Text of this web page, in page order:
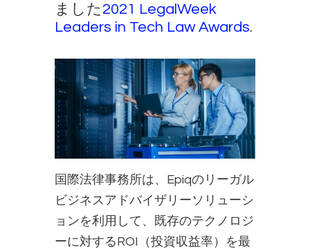
ました 2021 LegalWeek
Leaders in Tech Law Awards.
国際法律事務所は、Epiqのリーガル
ビジネスアドバイザリーソリューシ
ョンを利用して、既存のテクノロジ
ーに対するROI（投資収益率）を最